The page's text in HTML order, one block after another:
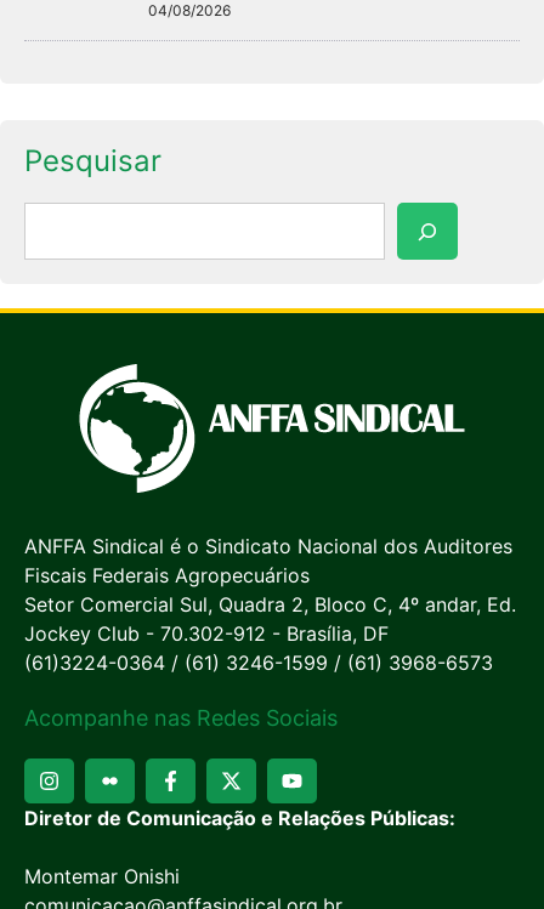
04/08/2026
Pesquisar
ANFFA Sindical é o Sindicato Nacional dos Auditores
Fiscais Federais Agropecuários
Setor Comercial Sul, Quadra 2, Bloco C, 4º andar, Ed.
Jockey Club - 70.302-912 - Brasília, DF
(61)3224-0364 / (61) 3246-1599 / (61) 3968-6573
Acompanhe nas Redes Sociais
Diretor de Comunicação e Relações Públicas:
Montemar Onishi